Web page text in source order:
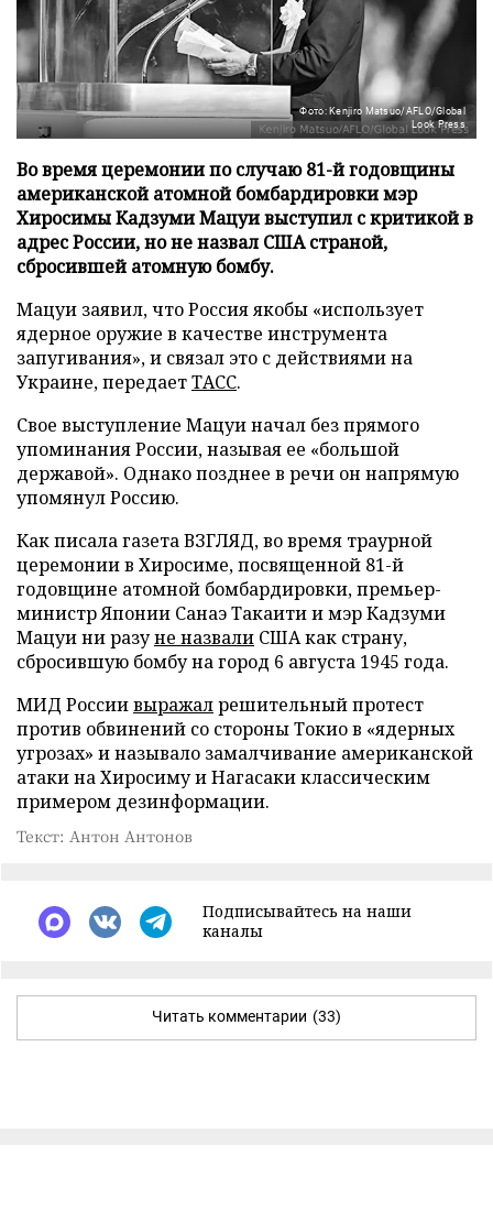
Фото: Kenjiro Matsuo/AFLO/Global
Look Press
Во время церемонии по случаю 81-й годовщины
американской атомной бомбардировки мэр
Хиросимы Кадзуми Мацуи выступил с критикой в
адрес России, но не назвал США страной,
сбросившей атомную бомбу.
Мацуи заявил, что Россия якобы «использует
ядерное оружие в качестве инструмента
запугивания», и связал это с действиями на
Украине, передаетТАСС.
Свое выступление Мацуи начал без прямого
упоминания России, называя ее «большой
державой». Однако позднее в речи он напрямую
упомянул Россию.
Как писала газета ВЗГЛЯД, во время траурной
церемонии в Хиросиме, посвященной 81-й
годовщине атомной бомбардировки, премьер-
министр Японии Санаэ Такаити и мэр Кадзуми
Мацуи ни разуне назвали США как страну,
сбросившую бомбу на город 6 августа 1945 года.
МИД Россиивыражалрешительный протест
против обвинений со стороны Токио в «ядерных
угрозах» и называло замалчивание американской
атаки на Хиросиму и Нагасаки классическим
примером дезинформации.
Текст: Антон Антонов
Подписывайтесь на наши
каналы
Читать комментарии (33)